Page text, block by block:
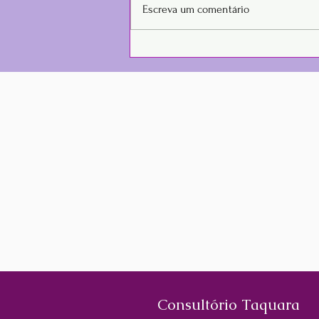
Vida para Ter Mais Saúde e
Escreva um comentário
Consultório Taquara